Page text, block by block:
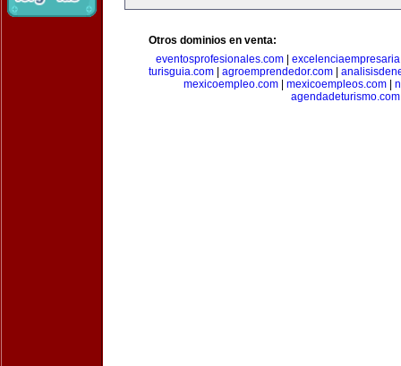
Otros dominios en venta:
eventosprofesionales.com
turisguia.com
agroemprendedor.com
mexicoempleo.com
mexicoempleos.com
agendadeturismo.com